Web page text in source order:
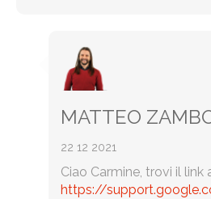
MATTEO
22 12 2021
Ciao Carmine, trovi il link
https://